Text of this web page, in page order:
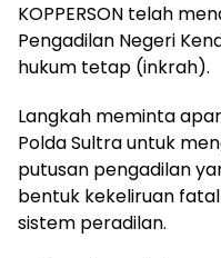
KOPPERSON telah
Pengadilan Negeri
hukum tetap (inkrah).
Langkah meminta
Polda Sultra untuk
putusan pengadilan
bentuk kekeliruan
sistem peradilan.